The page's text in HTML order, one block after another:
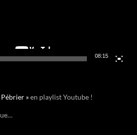
08:15
»en playlist Youtube !